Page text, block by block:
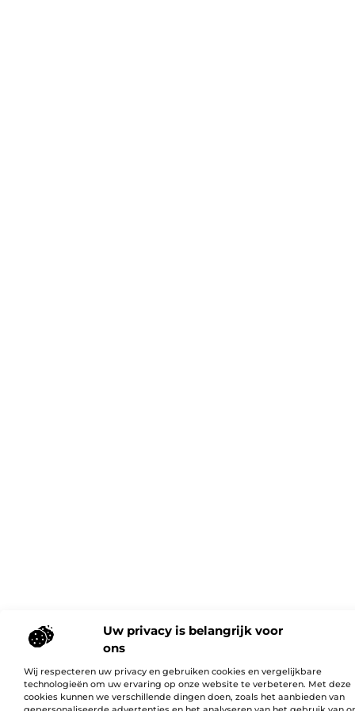
Uw privacy is belangrijk voor
ons
Wij respecteren uw privacy en gebruiken cookies en vergelijkbare
technologieën om uw ervaring op onze website te verbeteren. Met deze
cookies kunnen we verschillende dingen doen, zoals het aanbieden van